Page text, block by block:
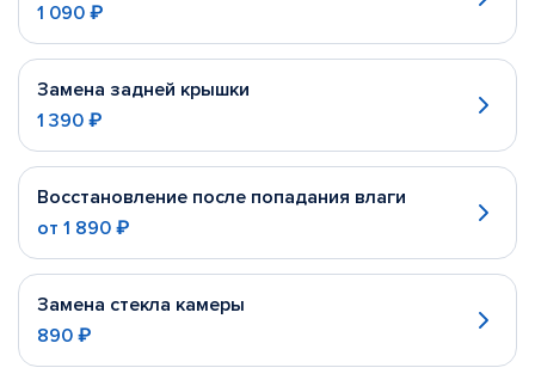
1 090 ₽
Замена задней крышки
1 390 ₽
Восстановление после попадания влаги
от 1 890 ₽
Замена стекла камеры
890 ₽